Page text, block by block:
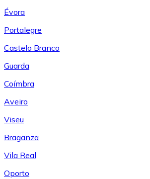
Évora
Portalegre
Castelo Branco
Guarda
Coímbra
Aveiro
Viseu
Braganza
Vila Real
Oporto